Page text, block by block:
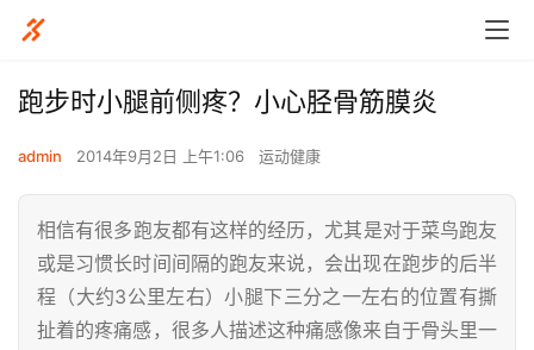
跑步时小腿前侧疼？小心胫骨筋膜炎
admin 2014年9月2日 上午1:06 运动健康
​相信有很多跑友都有这样的经历，尤其是对于菜鸟跑友
或是习惯长时间间隔的跑友来说，会出现在跑步的后半
程（大约3公里左右）小腿下三分之一左右的位置有撕
扯着的疼痛感，很多人描述这种痛感像来自于骨头里一